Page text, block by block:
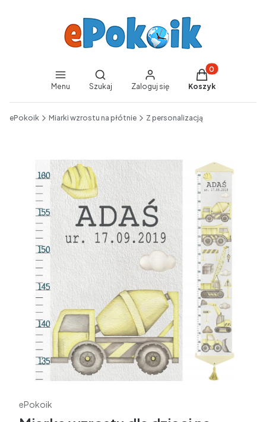
Menu
Otwórz wyszukiwarkę
Szukaj Zaloguj się
Produkty w
Koszyk
ePokoik Miarki wzrostu na płótnie Z personalizacją
ePokoik